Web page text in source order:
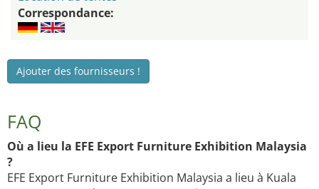
Correspondance:
Ajouter des fournisseurs !
FAQ
Où a lieu la EFE Export Furniture Exhibition Malaysia
?
EFE Export Furniture Exhibition Malaysia a lieu à Kuala